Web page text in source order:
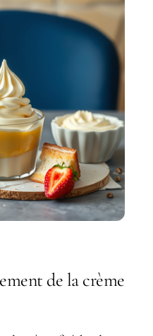
de la crème